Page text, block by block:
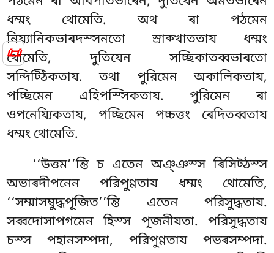
📜
ধম্মং থোমেতি. অথ ৰা পঠমেন
নিয্যানিকভাৰদস্সনতো স্ৰাক্খাততায ধম্মং
থোমেতি, দুতিযেন সচ্ছিকাতব্বভাৰতো
সন্দিট্ঠিকতায. তথা পুরিমেন অকালিকতায,
পচ্ছিমেন এহিপস্সিকতায. পুরিমেন ৰা
ওপনেয্যিকতায, পচ্ছিমেন পচ্চত্তং ৰেদিতব্বতায
ধম্মং থোমেতি.
‘‘উত্তম’’ন্তি চ এতেন অঞ্ঞস্স ৰিসিট্ঠস্স
অভাৰদীপনেন পরিপুণ্ণতায ধম্মং থোমেতি,
‘‘সম্মাসম্বুদ্ধপূজিত’’ন্তি এতেন পরিসুদ্ধতায.
সব্বদোসাপগমেন হিস্স পূজনীযতা. পরিসুদ্ধতায
চস্স পহানসম্পদা, পরিপুণ্ণতায পভৰসম্পদা.